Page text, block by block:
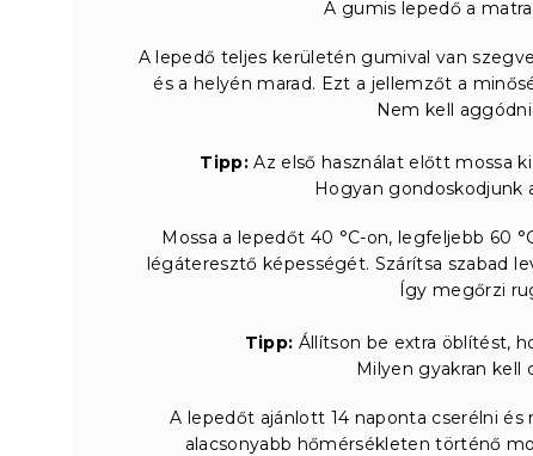
A gumis lepedő a
A lepedő teljes kerületén gumival van
és a helyén marad. Ezt a jellemzőt a
Nem kell
Tipp:Az első használat előtt mossa
Hogyan gondoskodjunk
Mossa a lepedőt 40 °C-on, legfeljebb 60
légáteresztő képességét. Szárítsa szabad
Így megőrzi
Tipp: Állítson be extra öblítést,
Milyen gyakran kell
A lepedőt ajánlott 14 naponta cserélni
alacsonyabb hőmérsékleten történő